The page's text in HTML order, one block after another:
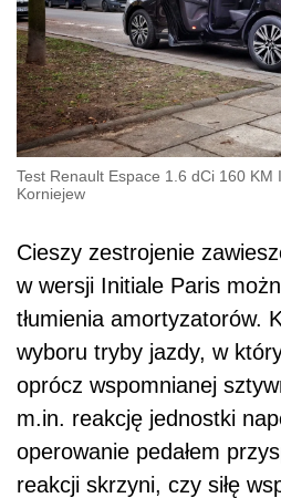
Test Renault Espace 1.6 dCi 160 KM
Korniejew
Cieszy zestrojenie
w wersji Initiale Paris
tłumienia amortyzatorów.
wyboru tryby jazdy, w
oprócz wspomnianej
m.in. reakcję jednostki
operowanie pedałem
reakcji skrzyni, czy siłę